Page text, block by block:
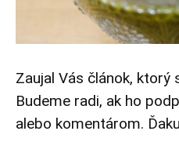
Zaujal Vás článok, ktorý
Budeme radi, ak ho
alebo komentárom.